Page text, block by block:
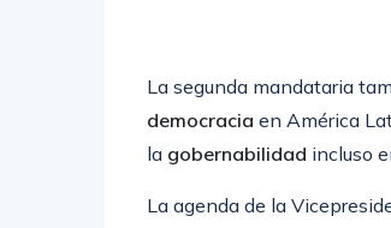
La segunda mandataria
democracia en América
la gobernabilidad incluso
La agenda de la